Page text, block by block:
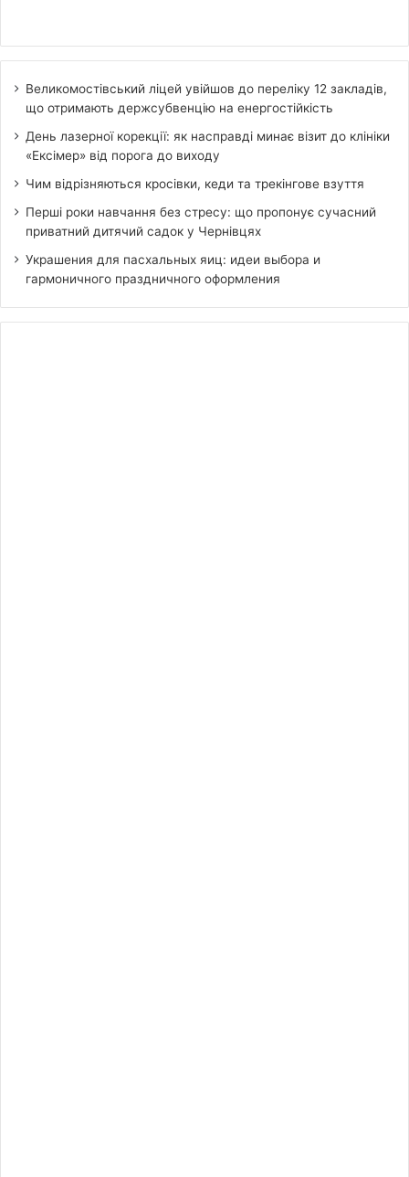
Великомостівський ліцей увійшов до переліку 12 закладів,
що отримають держсубвенцію на енергостійкість
День лазерної корекції: як насправді минає візит до клініки
«Ексімер» від порога до виходу
Чим відрізняються кросівки, кеди та трекінгове взуття
Перші роки навчання без стресу: що пропонує сучасний
приватний дитячий садок у Чернівцях
Украшения для пасхальных яиц: идеи выбора и
гармоничного праздничного оформления